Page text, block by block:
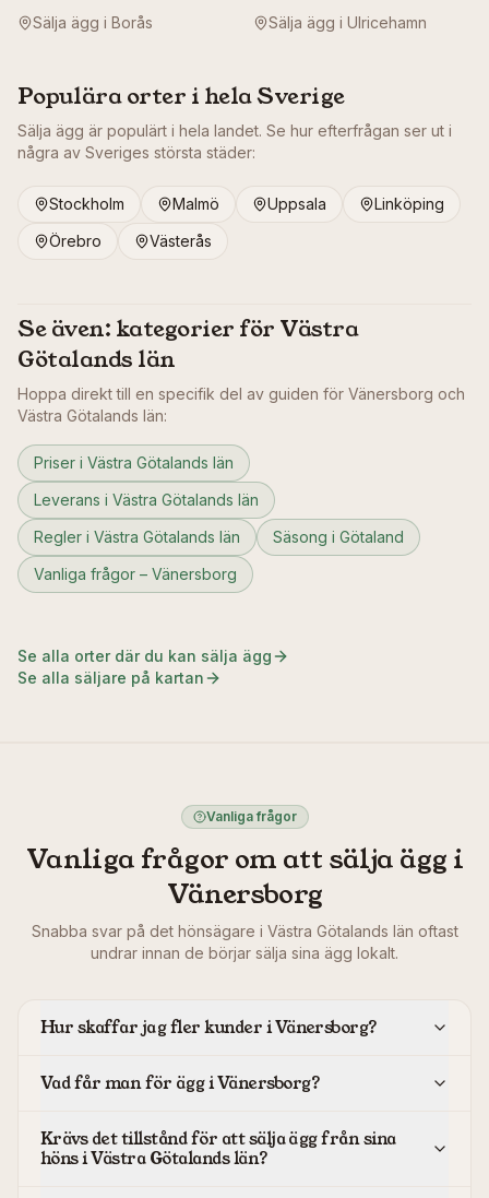
Sälja ägg i Borås Sälja ägg i Ulricehamn
Populära orter i hela Sverige
Sälja ägg är populärt i hela landet. Se hur efterfrågan ser ut i
några av Sveriges största städer:
Stockholm Malmö Uppsala
Linköping
Örebro
Västerås
Se även: kategorier för Västra
Götalands län
Hoppa direkt till en specifik del av guiden för Vänersborg och
Västra Götalands län:
Priser i Västra Götalands län
Leverans i Västra Götalands län
Regler i Västra Götalands län
Säsong i Götaland
Vanliga frågor – Vänersborg
Se alla orter där du kan sälja ägg
Se alla säljare på kartan
Vanliga frågor
Vanliga frågor om att sälja ägg i
Vänersborg
Snabba svar på det hönsägare i Västra Götalands län oftast
undrar innan de börjar sälja sina ägg lokalt.
Hur skaffar jag fler kunder i Vänersborg?
Vad får man för ägg i Vänersborg?
Krävs det tillstånd för att sälja ägg från sina
höns i Västra Götalands län?